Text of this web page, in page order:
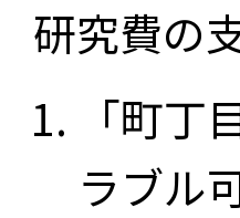
研究費の
「町
ラブル